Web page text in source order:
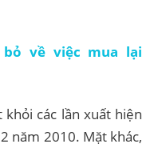
bỏ về việc mua lại
các lần xuất hiện
năm 2010. Mặt khác,